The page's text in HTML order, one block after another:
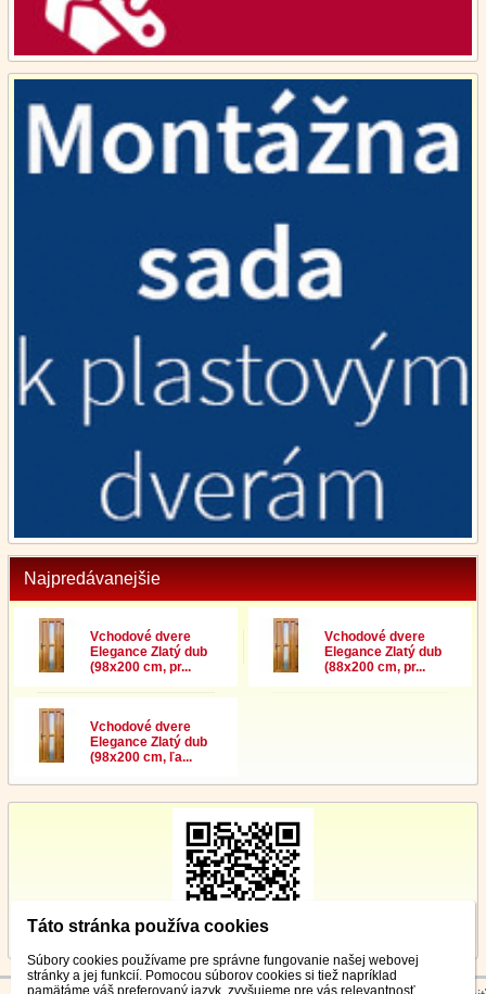
Najpredávanejšie
Vchodové dvere
Elegance Zlatý dub
(98x200 cm, pr...
Vchodové dvere
Elegance Zlatý dub
(88x200 cm, pr...
Vchodové dvere
Elegance Zlatý dub
(98x200 cm, ľa...
Táto stránka používa cookies
Súbory cookies používame pre správne fungovanie našej webovej
stránky a jej funkcií. Pomocou súborov cookies si tiež napríklad
pamätáme váš preferovaný jazyk, zvyšujeme pre vás relevantnosť